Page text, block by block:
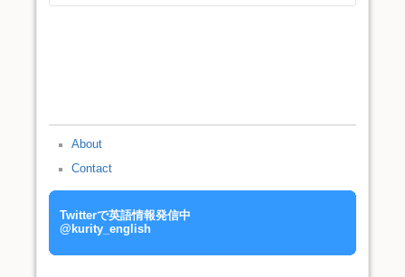
About
Contact
Twitterで英語情報発信中
@kurity_english